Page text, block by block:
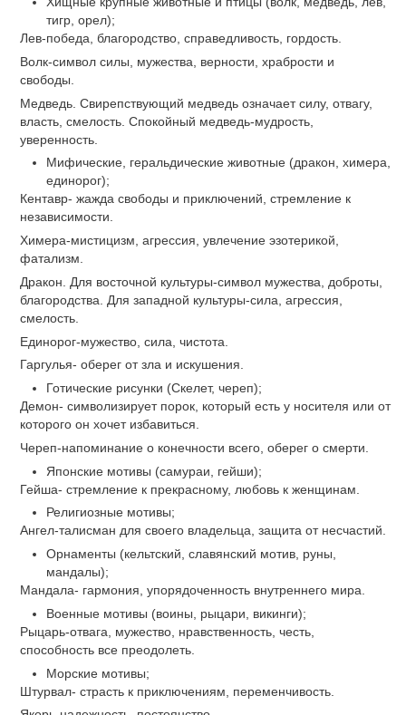
Если в планах наращивание грудных мышц, то татуировку
следует отложить до тех пор, пока мышечная масса не
наберется. Иначе, если татуировку сделать до увеличения
объема мышц, то она растянется и это подпортит ее
внешний вид.
Шея
Татуировка на шее может быть как продолжением других
тату, так и отдельным изображением. Такие татуировки могут
быть маленькими и большими. Шея почти всегда находится
на виду у окружающих, это стоит учитывать при выборе
эскиза. Шея достаточно болезненное место для
накалывания.
Набирают популярность масштабные татуировки, покрытие
рисунком всего тела. Начинаться такая тату может на ступне
и завершаться на шее. Пример масштабной татуировки
«рукав», рисунок, набитый на всю руку, может переходить на
спину или грудь, представляет собой один сюжет.
Тематика мужских татуировок